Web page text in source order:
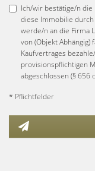
Ich/wir bestätige/n
diese Immobilie
werde/n an die Firma
von (Objekt
Kaufvertrages
provisionspflichtigen
abgeschlossen (§ 656
* Pflichtfelder